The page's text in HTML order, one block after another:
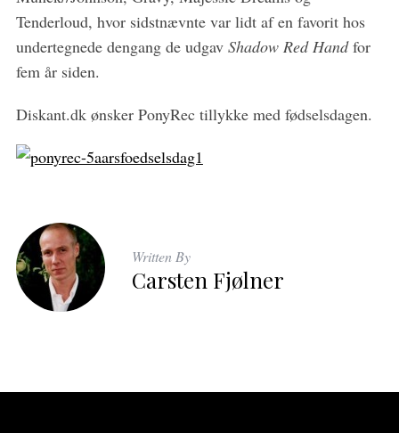
Tenderloud, hvor sidstnævnte var lidt af en favorit hos
undertegnede dengang de udgav Shadow Red Handfor
fem år siden.
Diskant.dk ønsker PonyRec tillykke med fødselsdagen.
Written By
Carsten Fjølner